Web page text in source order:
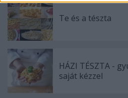
Te és a tészta
HÁZI TÉSZTA -
saját kézzel